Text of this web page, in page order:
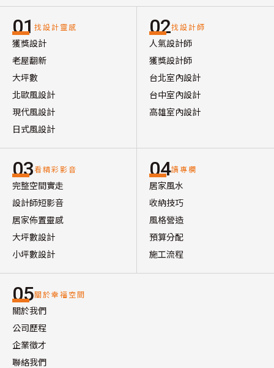
01 找設計靈感
獲獎設計
老屋翻新
大坪數
北歐風設計
現代風設計
日式風設計
02找設計師
人氣設計師
獲獎設計師
台北室內設計
台中室內設計
高雄室內設計
03看精彩影音
完整空間實走
設計師短影音
居家佈置靈感
大坪數設計
小坪數設計
04讀專欄
居家風水
收納技巧
風格營造
預算分配
施工流程
05關於幸福空間
關於我們
公司歷程
企業徵才
聯絡我們